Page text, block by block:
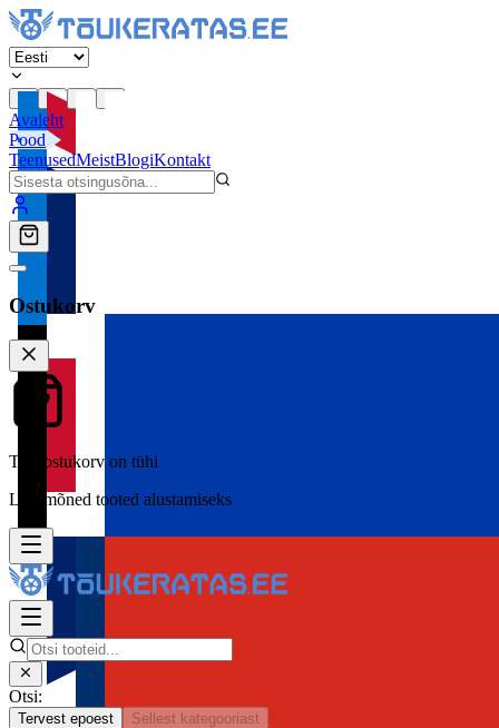
Avaleht
Pood
TeenusedMeistBlogiKontakt
Ostukorv
Teie ostukorv on tühi
Lisa mõned tooted alustamiseks
Otsi:
Tervest epoest Sellest kategooriast